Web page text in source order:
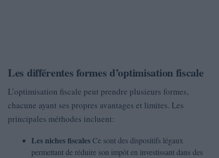
Les différentes formes d’optimisation fiscale
L’optimisation fiscale peut prendre plusieurs formes,
chacune ayant ses propres avantages et limites. Les
principales méthodes incluent:
Les niches fiscalesCe sont des dispositifs légaux
permettant de réduire son impôt en investissant dans des